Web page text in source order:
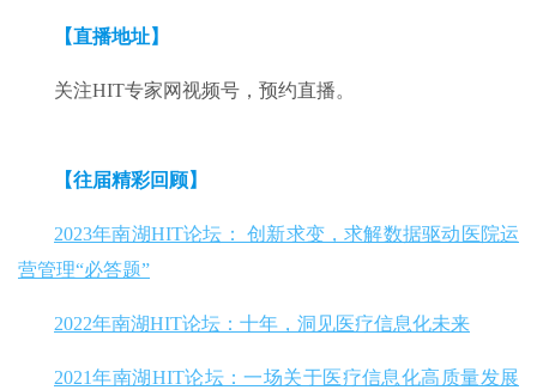
【直播地址】
关注HIT专家网视频号，预约直播。
【往届精彩回顾】
2023年南湖HIT论坛： 创新求变，求解数据驱动医院运
营管理“必答题”
2022年南湖HIT论坛：十年，洞见医疗信息化未来
2021年南湖HIT论坛：一场关于医疗信息化高质量发展